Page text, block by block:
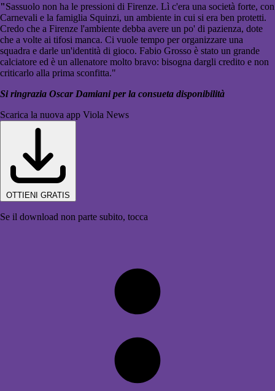
"Sassuolo non ha le pressioni di Firenze. Lì c'era una società forte, con
Carnevali e la famiglia Squinzi, un ambiente in cui si era ben protetti.
Credo che a Firenze l'ambiente debba avere un po' di pazienza, dote
che a volte ai tifosi manca. Ci vuole tempo per organizzare una
squadra e darle un'identità di gioco. Fabio Grosso è stato un grande
calciatore ed è un allenatore molto bravo: bisogna dargli credito e non
criticarlo alla prima sconfitta."
Si ringrazia Oscar Damiani per la consueta disponibilità
Scarica la nuova app Viola News
OTTIENI GRATIS
Se il download non parte subito, tocca